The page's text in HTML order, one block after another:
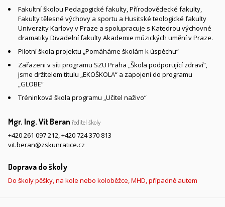
Fakultní školou Pedagogické fakulty, Přírodovědecké fakulty,
Fakulty tělesné výchovy a sportu a Husitské teologické fakulty
Univerzity Karlovy v Praze a spolupracuje s Katedrou výchovné
dramatiky Divadelní fakulty Akademie múzických umění v Praze.
Pilotní škola projektu „Pomáháme školám k úspěchu“
Zařazeni v síti programu SZU Praha „Škola podporující zdraví“,
jsme držitelem titulu „EKOŠKOLA“ a zapojeni do programu
„GLOBE“
Tréninková škola programu „Učitel naživo“
Mgr. Ing. Vít Beran ředitel školy
+420 261 097 212,+420 724 370 813
vit.beran@zskunratice.cz
Doprava do školy
Do školy pěšky, na kole nebo koloběžce, MHD, případně autem